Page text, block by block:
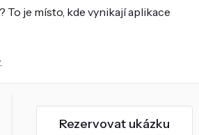
je místo, kde vynikají aplikace
Rezervovat ukázku